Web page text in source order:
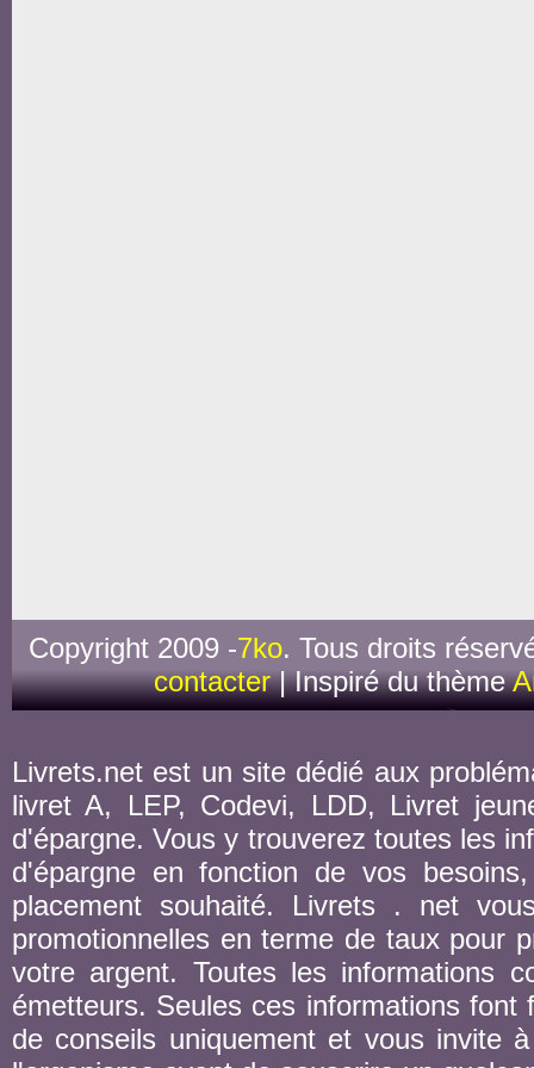
Copyright 2009 -7ko. Tous droits
contacter| Inspiré du thème
Livrets.net est un site dédié aux
livret A, LEP, Codevi, LDD, Livret
d'épargne. Vous y trouverez toutes les
d'épargne en fonction de vos
placement souhaité. Livrets . net
promotionnelles en terme de taux pour
votre argent. Toutes les informations
émetteurs. Seules ces informations
de conseils uniquement et vous invite